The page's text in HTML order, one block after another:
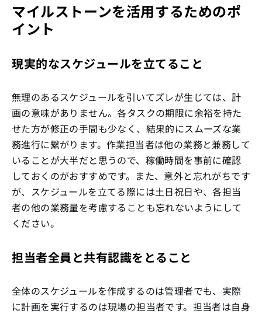
マイルストーンを活用するためのポ
イント
現実的なスケジュールを立てること
無理のあるスケジュールを引いてズレが生じては、計
画の意味がありません。各タスクの期限に余裕を持た
せた方が修正の手間も少なく、結果的にスムーズな業
務進行に繋がります。作業担当者は他の業務と兼務して
いることが大半だと思うので、稼働時間を事前に確認
しておくのがおすすめです。また、意外と忘れがちです
が、スケジュールを立てる際には土日祝日や、各担当
者の他の業務量を考慮することも忘れないようにして
ください。
担当者全員と共有認識をとること
全体のスケジュールを作成するのは管理者でも、実際
に計画を実行するのは現場の担当者です。担当者は自身